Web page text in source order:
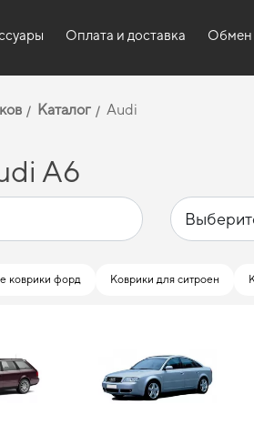
Оплата и доставка Обмен
Каталог Audi
A6
коврики форд Коврики для ситроен